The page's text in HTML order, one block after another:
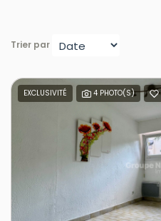
Trier par
EXCLUSIVITÉ 4 PHOTO(S)